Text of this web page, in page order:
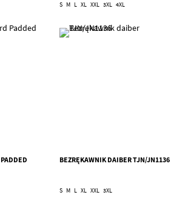
S M L XL XXL 3XL 4XL
BEZRĘKAWNIK DAIBER TJN/JN1136
S M L XL XXL 3XL